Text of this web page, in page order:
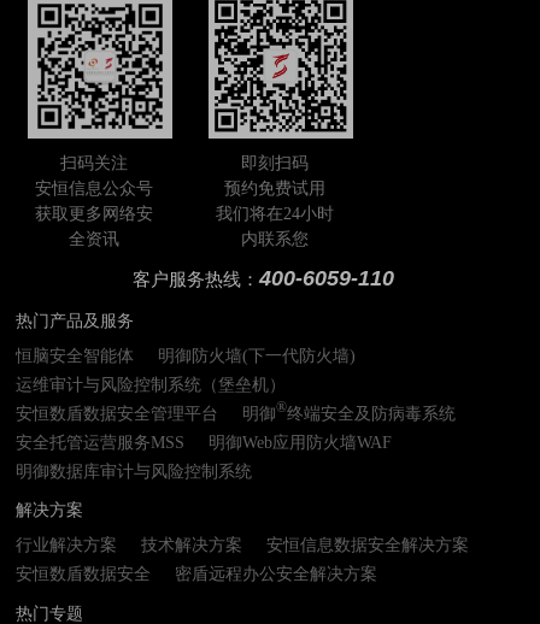
扫码关注
安恒信息公众号
获取更多网络安
全资讯
即刻扫码
预约免费试用
我们将在24小时
内联系您
客户服务热线：400-6059-110
热门产品及服务
恒脑安全智能体
明御防火墙(下一代防火墙)
运维审计与风险控制系统（堡垒机）
安恒数盾数据安全管理平台
明御®终端安全及防病毒系统
安全托管运营服务MSS
明御Web应用防火墙WAF
明御数据库审计与风险控制系统
解决方案
行业解决方案
技术解决方案
安恒信息数据安全解决方案
安恒数盾数据安全
密盾远程办公安全解决方案
热门专题